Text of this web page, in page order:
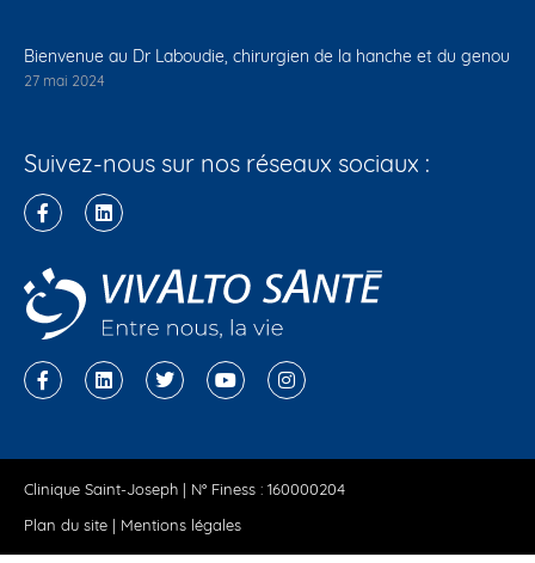
Bienvenue au Dr Laboudie, chirurgien de la hanche et du genou
27 mai 2024
Suivez-nous sur nos réseaux sociaux :
Clinique Saint-Joseph | N° Finess : 160000204
Plan du site | Mentions légales